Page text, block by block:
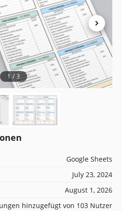
1/3
Google Sheets
July 23, 2024
August 1, 2026
hinzugefügt von 103 Nutzer